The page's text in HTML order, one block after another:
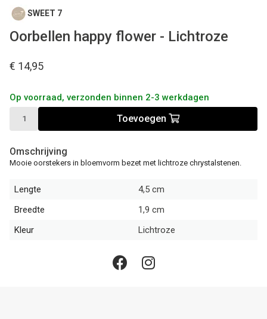
SWEET 7
Oorbellen happy flower - Lichtroze
€ 14,95
Op voorraad, verzonden binnen 2-3 werkdagen
Toevoegen
Omschrijving
Mooie oorstekers in bloemvorm bezet met lichtroze chrystalstenen.
Lengte
4,5 cm
Breedte
1,9 cm
Kleur
Lichtroze